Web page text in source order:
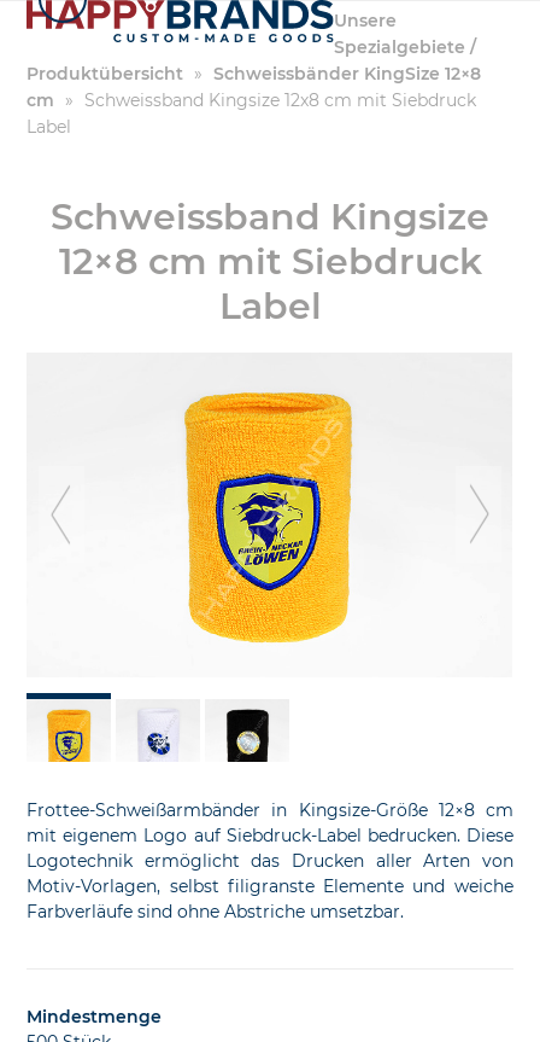
Zum
Inhalt
springen
Unsere
Spezialgebiete /
Produktübersicht » Schweissbänder KingSize 12×8
cm
»
Schweissband Kingsize 12x8 cm mit Siebdruck
Label
Schweissband Kingsize
12×8 cm mit Siebdruck
Label
previous
slide
Frottee-Schweißarmbänder in Kingsize-Größe 12×8 cm
mit eigenem Logo auf Siebdruck-Label bedrucken. Diese
Logotechnik ermöglicht das Drucken aller Arten von
Motiv-Vorlagen, selbst filigranste Elemente und weiche
Farbverläufe sind ohne Abstriche umsetzbar.
Mindestmenge